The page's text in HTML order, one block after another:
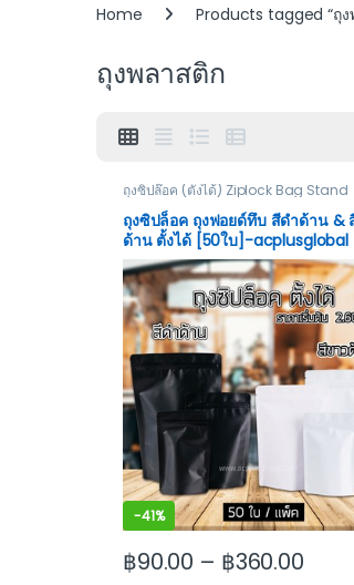
Home Products tagged “ถุง
ถุงพลาสติก
ถุงซิปล๊อค (ตั้งได้) Ziplock Bag Stand
ถุงซิปล็อค ถุงฟอยด์ทึบ สีดำด้าน &
ด้าน ตั้งได้ [50ใบ]-acplusglobal
-41%
฿90.00 – ฿360.00
This product has multiple